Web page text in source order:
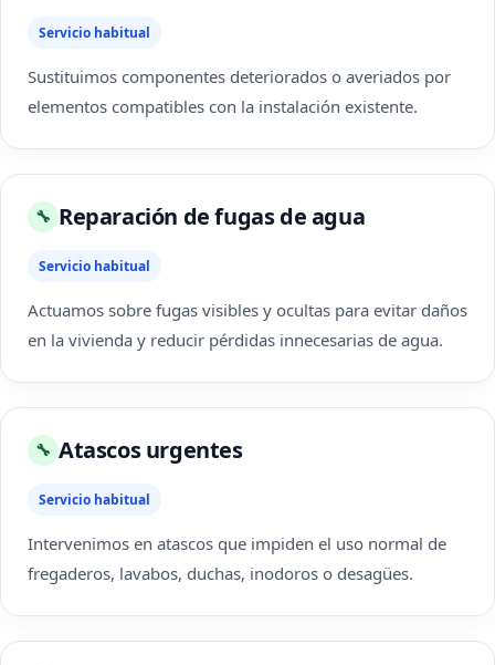
Servicio habitual
Sustituimos componentes deteriorados o averiados por
elementos compatibles con la instalación existente.
🔧 Reparación de fugas de agua
Servicio habitual
Actuamos sobre fugas visibles y ocultas para evitar daños
en la vivienda y reducir pérdidas innecesarias de agua.
🔧 Atascos urgentes
Servicio habitual
Intervenimos en atascos que impiden el uso normal de
fregaderos, lavabos, duchas, inodoros o desagües.